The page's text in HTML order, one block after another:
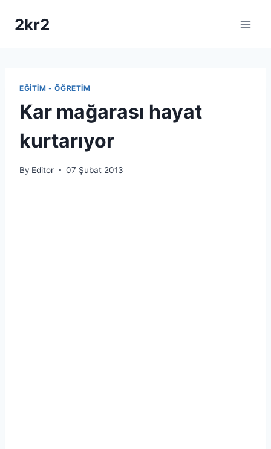
2kr2
EĞITIM - ÖĞRETIM
Kar mağarası hayat
kurtarıyor
By Editor 07 Şubat 2013